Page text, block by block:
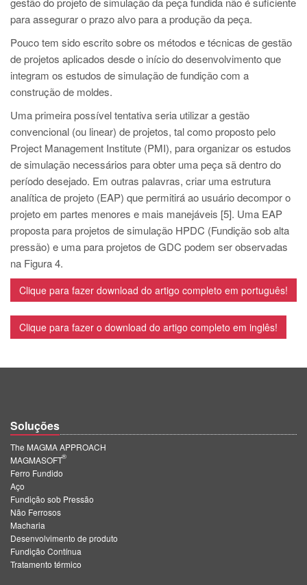
para assegurar o prazo alvo para a produção da peça.
Pouco tem sido escrito sobre os métodos e técnicas de gestão
de projetos aplicados desde o início do desenvolvimento que
integram os estudos de simulação de fundição com a
construção de moldes.
Uma primeira possível tentativa seria utilizar a gestão
convencional (ou linear) de projetos, tal como proposto pelo
Project Management Institute (PMI), para organizar os estudos
de simulação necessários para obter uma peça sã dentro do
período desejado. Em outras palavras, criar uma estrutura
analítica de projeto (EAP) que permitirá ao usuário decompor o
projeto em partes menores e mais manejáveis [5]. Uma EAP
proposta para projetos de simulação HPDC (Fundição sob alta
pressão) e uma para projetos de GDC podem ser observadas
na Figura 4.
Clique para fazer download do artigo completo em português!
Clique para fazer o download do artigo completo em inglês!
Soluções
The MAGMA APPROACH
MAGMASOFT
®
Ferro Fundido
Aço
Fundição sob Pressão
Não Ferrosos
Macharia
Desenvolvimento de produto
Fundição Contínua
Tratamento térmico